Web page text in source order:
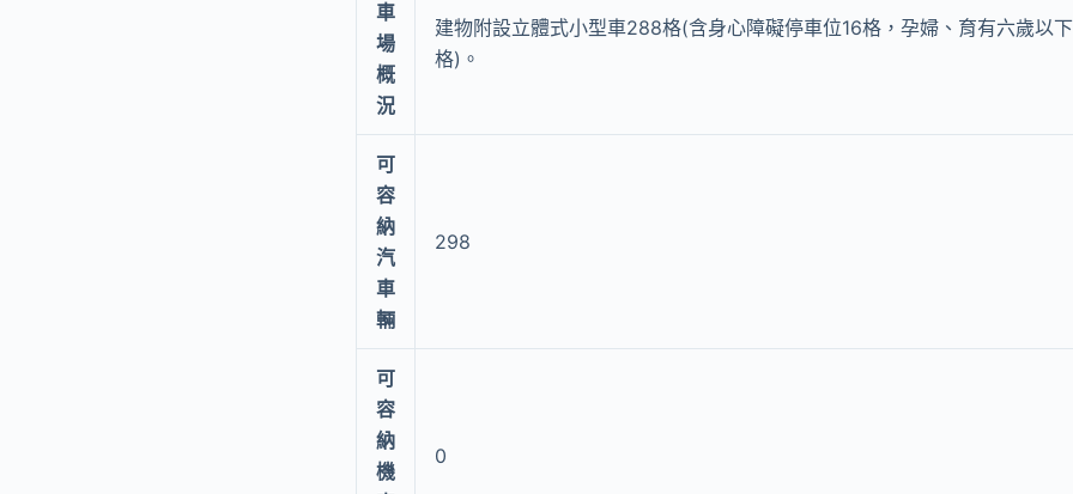
車
場
概
況
建物附設立體式小型車288格(含身心障礙停車位16格，孕婦、育有六歲以
格)。
可
容
納
汽
車
輛
298
可
容
納
機
0